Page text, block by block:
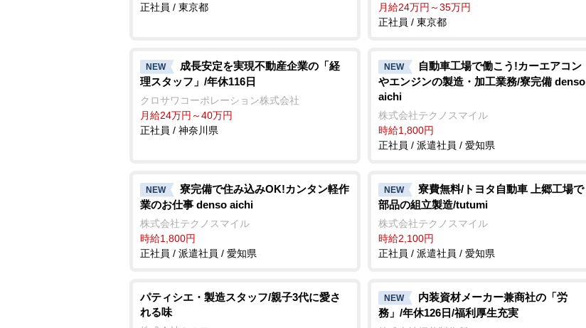
正社員 / 東京都
月給24万円～35万円
正社員 / 東京都
NEW
成長安定を実現不動産企業の「経
理スタッフ」/年休116日
クロサワコーポレーション株式会社
月給24万円～40万円
正社員 / 神奈川県
NEW
自動車工場で働こう!カーエアコン
エンジンの製造・加工業務/寮完備 denso
aichi
株式会社テクノスマイル
時給1,800円
正社員 / 派遣社員 / 愛知県
NEW
寮完備で住み込みOK!カンタン軽作
業のお仕事 denso aichi
株式会社テクノスマイル
時給1,800円
正社員 / 派遣社員 / 愛知県
NEW
寮費無料/トヨタ自動車 上郷工場で
部品の組立製造/tutumi
株式会社テクノスマイル
時給2,100円
正社員 / 派遣社員 / 愛知県
パティシエ・製造スタッフ/親子3代に愛さ
れる味
NEW
内装資材メーカー兼商社の「労
務」/年休126日/福利厚生充実